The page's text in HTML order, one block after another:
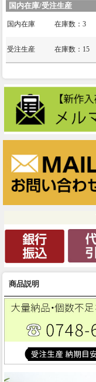
国内在庫/受注生産
国内在庫 在庫数：3
受注生産 在庫数：15
商品説明